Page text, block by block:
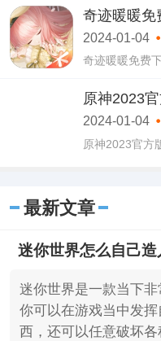
换装类手游，
戏当中画风非
有专业的
奇迹暖暖免
2024-01-04
奇迹暖暖免费
家代理的非常
在奇迹暖暖免
将扮演
原神2023
2024-01-04
原神2023官方
人失散而来
最新文章
迷你世界怎么自己
迷你世界是一款当下非
你可以在游戏当中发
西，还可以任意破坏